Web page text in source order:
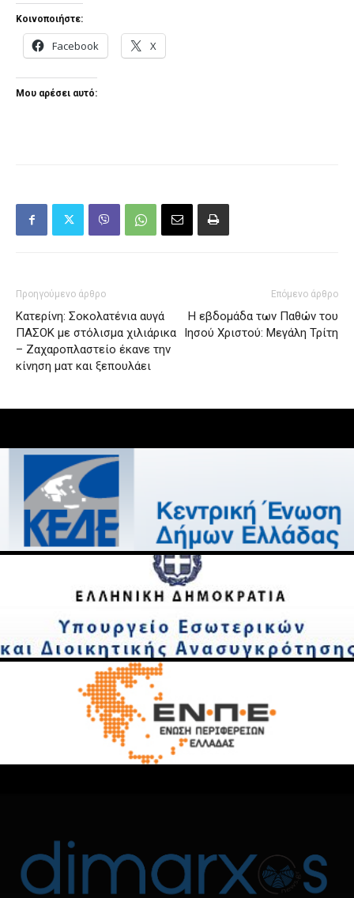
Κοινοποιήστε:
Facebook X
Μου αρέσει αυτό:
Προηγούμενο άρθρο
Κατερίνη: Σοκολατένια αυγά
ΠΑΣΟΚ με στόλισμα χιλιάρικα
– Ζαχαροπλαστείο έκανε την
κίνηση ματ και ξεπουλάει
Επόμενο άρθρο
Η εβδομάδα των Παθών του
Ιησού Χριστού: Μεγάλη Τρίτη